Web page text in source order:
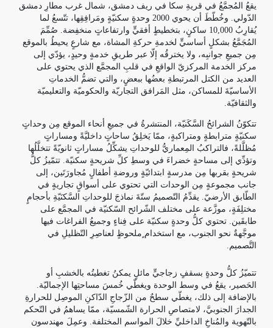
يقعُ المُجمَّعُ في قريةِ سكا في ريف دمشق، شمال غرب مطارِ دمشق
الدّولي. وخُطّطَ أن يحوي 2000 وحدةٍ سكنيّةٍ ومَرافِقِها، تتّسعُ لما
يُقارِبُ 10,000 ساكنٍ، بتخطيطٍ أفقيٍّ وارتفاعاتٍ منخفِضة. صُمِّمَ
المُجَمَّعُ بشكلٍ أساسيٍّ لخدمةِ حركةِ المشاة، مع شارعٍ يحيطُ بالموقع
مِن جميعِ جوانبِه، ولا يخترقُه إلّا عبر طريقِ خدمةٍ وحيدٍ، يؤدّي إلى
مركز الخدمة المركزيّ الواقعِ في قلبِ المجمَّع الذي يحتوي على
العديد من الكتل المرتبطةِ بعضُها ببعضٍ، والتي تضمُّ الخدماتِ
الأساسيّةَ للمساكن، مثل المَرافق التجاريّة والحكوميّة والتعليميّة
والثقافيّة.
تتكوّنُ الشرائحُ السَّكَنيّة، المنتشرةُ في جميعِ أنحاء الموقع مِن وحداتٍ
سكنيّةٍ مترابطةٍ ومتراكبةٍ، ممّا يَخلِقُ ساحاتٍ داخليَّةً ومساراتٍ
مُظلَّلةً، فالتراكبُ المِعماريُّ للوحداتِ يشكِّلُ مساراتٍ ثانويّةً تتخلَّلُها
وتؤدِّي إلى مساحةٍ خضراءَ في وسطِ كلِّ شريحةٍ سكنيّة. تتمّيزُ كلُّ
شريحةٍ بقربها مِن مدرسةٍ ابتدائيّةٍ وروضةِ أطفالٍ مُجاورَتَين، إلى
جانب مجموعةٍ مِن الوحدات التي تحتوي على أسواقٍ تجاريةٍ في
الطّابق الأرضيّ. يقدِّمُ التّصميمُ ستّةَ نماذجَ للوحداتِ السَّكنَيّةِ بأحجامٍ
مختلِفَةٍ، موزَّعة على مختلف الشّرائح السّكنيّة في المجمَّع على
طابقَين. تحتوي كلُّ وحدةٍ سكنيّة على فِناءٍ وجميعُ الفراغات فيها
موجَّهةٌ نحو الجنوب، مع استخدام ٍملحوظٍ لعناصِرِ التّظليلِ في
التَّصميم.
تتميّزُ كلُّ وحدةٍ بسقفٍ زجاجيٍّ مائلٍ يمكنُ تغطيتُه بالخشبِ أو
الحَصير، يقعُ في وسط الوحدة ويغطّي خُمسَ مساحتِها الإجماليّة.
بالإضافة إلى ذلك، يغطّي سطحٌ من الزّجاجِ الدّاكنِ الموصِل للحرارةِ
الجدارَ الجنوبيَّ، لامتصاصِ الحرارة الشّمسيّة، ممّا يساهمُ في التّحكم
بالتّهوية والمُناخِ الداخليِّ خلالَ المواسم المختلفة. وعمِلَ مهندسون